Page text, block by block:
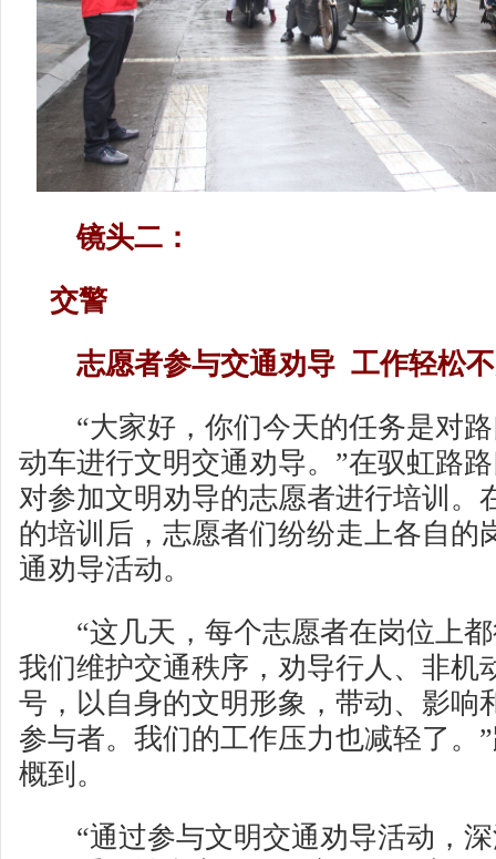
镜头二：
交警
志愿者参与交通劝导 工作轻松
“大家好，你们今天的任务是对路
动车进行文明交通劝导。”在驭虹路
对参加文明劝导的志愿者进行培训。
的培训后，志愿者们纷纷走上各自的
通劝导活动。
“这几天，每个志愿者在岗位上都
我们维护交通秩序，劝导行人、非机
号，以自身的文明形象，带动、影响
参与者。我们的工作压力也减轻了。
概到。
“通过参与文明交通劝导活动，深